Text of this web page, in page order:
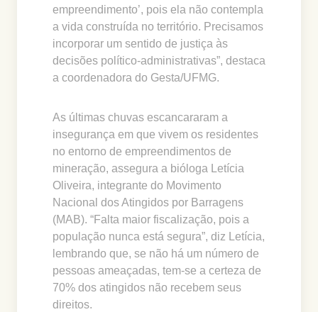
empreendimento’, pois ela não contempla
a vida construída no território. Precisamos
incorporar um sentido de justiça às
decisões político-administrativas”, destaca
a coordenadora do Gesta/UFMG.
As últimas chuvas escancararam a
insegurança em que vivem os residentes
no entorno de empreendimentos de
mineração, assegura a bióloga Letícia
Oliveira, integrante do Movimento
Nacional dos Atingidos por Barragens
(MAB). “Falta maior fiscalização, pois a
população nunca está segura”, diz Letícia,
lembrando que, se não há um número de
pessoas ameaçadas, tem-se a certeza de
70% dos atingidos não recebem seus
direitos.